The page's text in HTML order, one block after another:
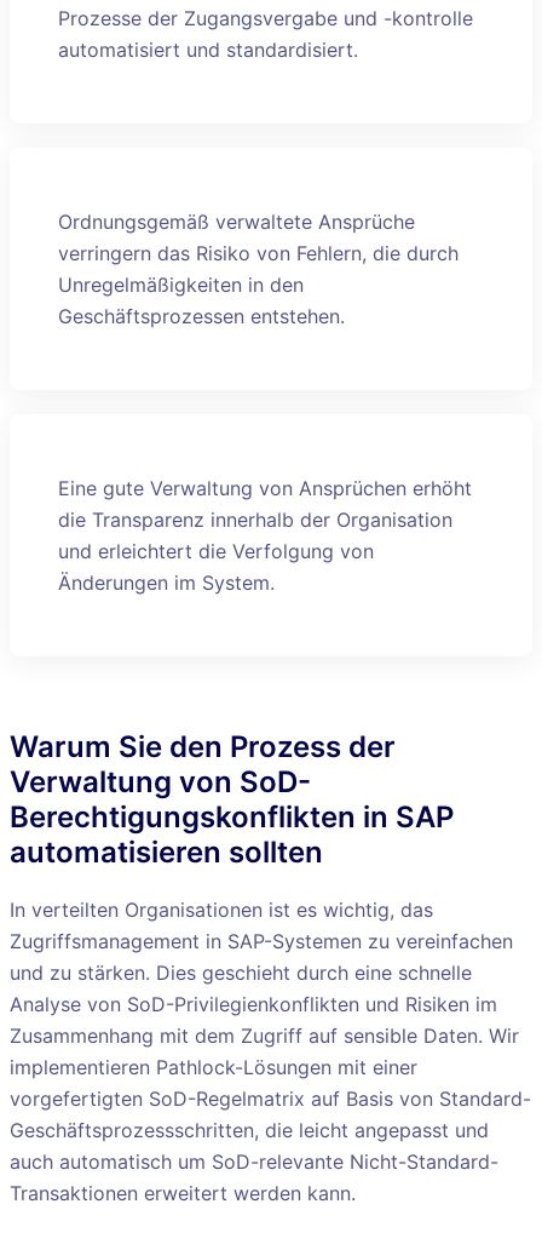
Prozesse der Zugangsvergabe und -kontrolle
automatisiert und standardisiert.
Ordnungsgemäß verwaltete Ansprüche
verringern das Risiko von Fehlern, die durch
Unregelmäßigkeiten in den
Geschäftsprozessen entstehen.
Eine gute Verwaltung von Ansprüchen erhöht
die Transparenz innerhalb der Organisation
und erleichtert die Verfolgung von
Änderungen im System.
Warum Sie den Prozess der
Verwaltung von SoD-
Berechtigungskonflikten in SAP
automatisieren sollten
In verteilten Organisationen ist es wichtig, das
Zugriffsmanagement in SAP-Systemen zu vereinfachen
und zu stärken. Dies geschieht durch eine schnelle
Analyse von SoD-Privilegienkonflikten und Risiken im
Zusammenhang mit dem Zugriff auf sensible Daten. Wir
implementieren Pathlock-Lösungen mit einer
vorgefertigten SoD-Regelmatrix auf Basis von Standard-
Geschäftsprozessschritten, die leicht angepasst und
auch automatisch um SoD-relevante Nicht-Standard-
Transaktionen erweitert werden kann.